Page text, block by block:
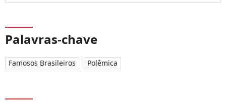
Palavras-chave
Famosos Brasileiros Polêmica